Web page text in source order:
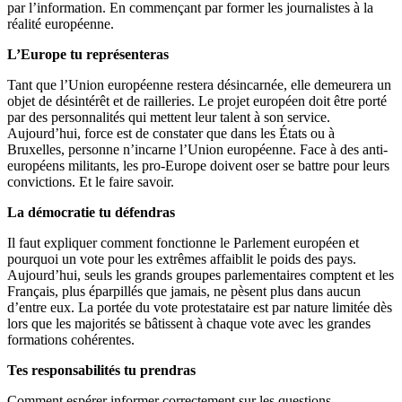
par l’information. En commençant par former les journalistes à la
réalité européenne.
L’Europe tu représenteras
Tant que l’Union européenne restera désincarnée, elle demeurera un
objet de désintérêt et de railleries. Le projet européen doit être porté
par des personnalités qui mettent leur talent à son service.
Aujourd’hui, force est de constater que dans les États ou à
Bruxelles, personne n’incarne l’Union européenne. Face à des anti-
européens militants, les pro-Europe doivent oser se battre pour leurs
convictions. Et le faire savoir.
La démocratie tu défendras
Il faut expliquer comment fonctionne le Parlement européen et
pourquoi un vote pour les extrêmes affaiblit le poids des pays.
Aujourd’hui, seuls les grands groupes parlementaires comptent et les
Français, plus éparpillés que jamais, ne pèsent plus dans aucun
d’entre eux. La portée du vote protestataire est par nature limitée dès
lors que les majorités se bâtissent à chaque vote avec les grandes
formations cohérentes.
Tes responsabilités tu prendras